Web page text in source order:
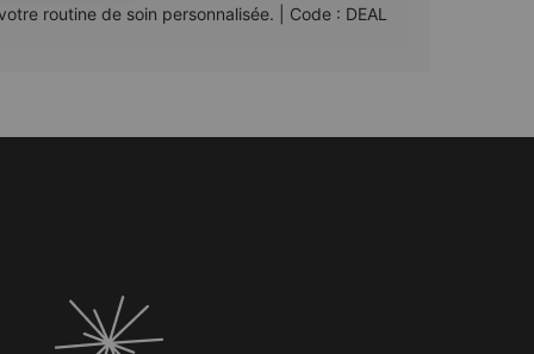
routine de soin personnalisée. | Code : DEAL